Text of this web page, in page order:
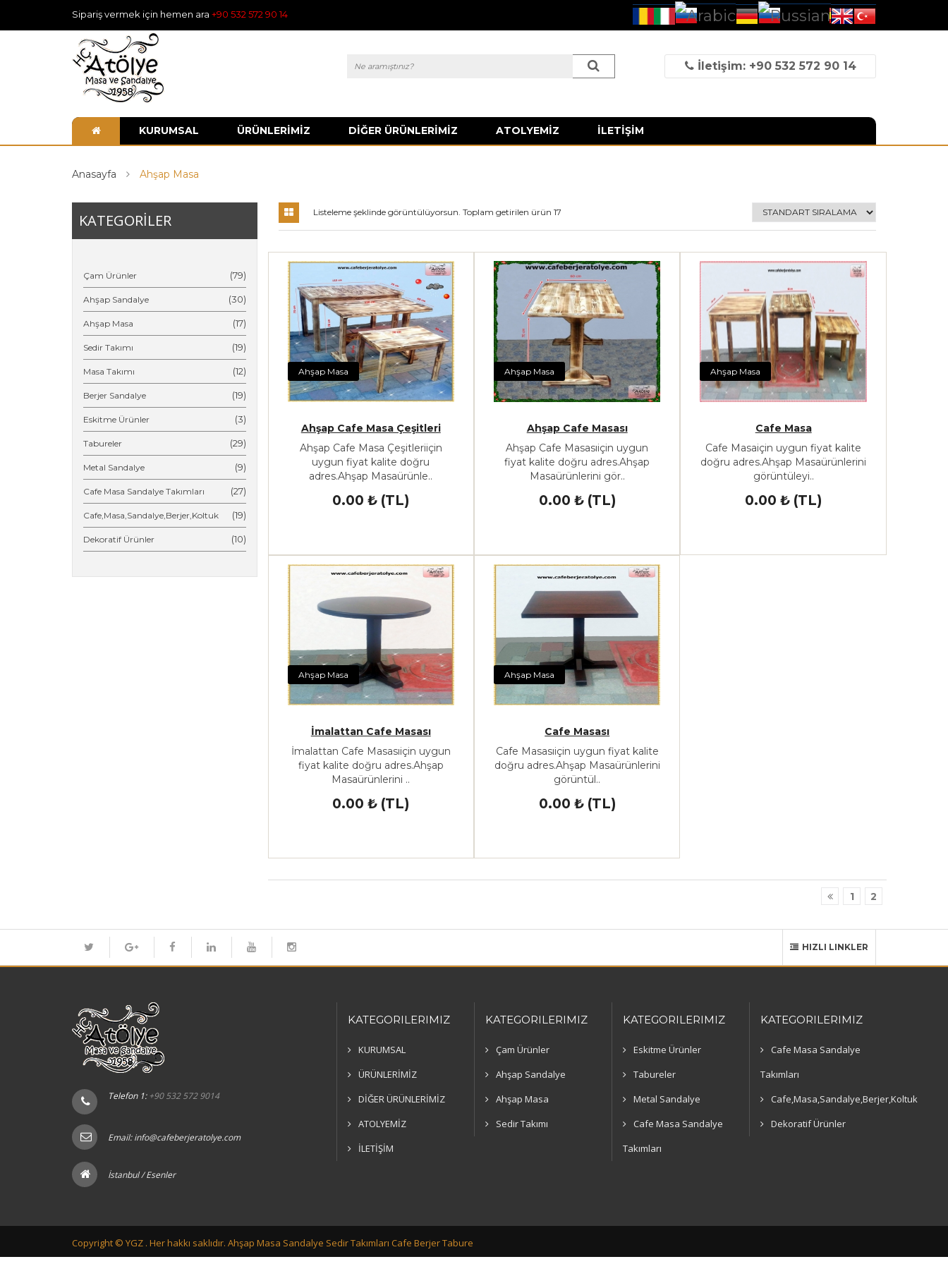
Sipariş vermek için hemen ara +90 532 572 90 14
İletişim: +90 532 572 90 14
KURUMSAL ÜRÜNLERİMİZ DİĞER ÜRÜNLERİMİZ ATOLYEMİZ İLETİŞİM
Anasayfa Ahşap Masa
KATEGORİLER
Çam Ürünler (79)
Ahşap Sandalye (30)
Ahşap Masa (17)
Sedir Takımı (19)
Masa Takımı (12)
Berjer Sandalye (19)
Eskitme Ürünler (3)
Tabureler (29)
Metal Sandalye (9)
Cafe Masa Sandalye Takımları (27)
Cafe,Masa,Sandalye,Berjer,Koltuk (19)
Dekoratif Ürünler (10)
Listeleme şeklinde görüntülüyorsun. Toplam getirilen ürün 17
Ahşap Masa
Ahşap Cafe Masa Çeşitleri
Ahşap Cafe Masa Çeşitleriiçin
uygun fiyat kalite doğru
adres.Ahşap Masaürünle..
0.00 ₺ (TL)
Ahşap Masa
Ahşap Cafe Masası
Ahşap Cafe Masasıiçin uygun
fiyat kalite doğru adres.Ahşap
Masaürünlerini gör..
0.00 ₺ (TL)
Ahşap Masa
Cafe Masa
Cafe Masaiçin uygun fiyat kalite
doğru adres.Ahşap Masaürünlerini
görüntüleyi..
0.00 ₺ (TL)
Ahşap Masa
İmalattan Cafe Masası
İmalattan Cafe Masasıiçin uygun
fiyat kalite doğru adres.Ahşap
Masaürünlerini ..
0.00 ₺ (TL)
Ahşap Masa
Cafe Masası
Cafe Masasıiçin uygun fiyat kalite
doğru adres.Ahşap Masaürünlerini
görüntül..
0.00 ₺ (TL)
1 2
HIZLI LINKLER
Telefon 1: +90 532 572 9014
Email:info@cafeberjeratolye.com
İstanbul / Esenler
KATEGORILERIMIZ
KURUMSAL
ÜRÜNLERİMİZ
DİĞER ÜRÜNLERİMİZ
ATOLYEMİZ
İLETİŞİM
KATEGORILERIMIZ
Çam Ürünler
Ahşap Sandalye
Ahşap Masa
Sedir Takımı
KATEGORILERIMIZ
Eskitme Ürünler
Tabureler
Metal Sandalye
Cafe Masa Sandalye
Takımları
KATEGORILERIMIZ
Cafe Masa Sandalye
Takımları
Cafe,Masa,Sandalye,Berjer,Koltuk
Dekoratif Ürünler
Copyright © YGZ . Her hakkı saklıdır. Ahşap Masa Sandalye Sedir Takımları Cafe Berjer Tabure